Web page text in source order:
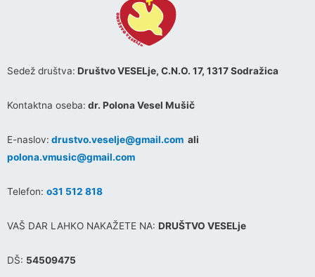
Sedež društva: Društvo VESELje, C.N.O. 17, 1317 Sodražica
Kontaktna oseba: dr. Polona Vesel Mušič
E-naslov: drustvo.veselje@gmail.com ali
polona.vmusic@gmail.com
Telefon: o31 512 818
VAŠ DAR LAHKO NAKAŽETE NA: DRUŠTVO VESELje
DŠ: 54509475